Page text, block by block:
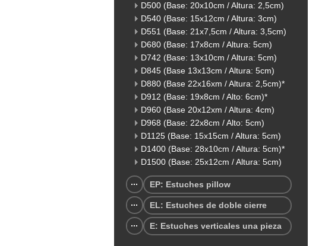
D500 (Base: 20x10cm / Altura: 2,5cm)
D540 (Base: 15x12cm / Altura: 3cm)
D551 (Base: 21x7,5cm / Altura: 3,5cm)
D680 (Base: 17x8cm / Altura: 5cm)
D742 (Base: 13x10cm / Altura: 5cm)
D845 (Base 13x13cm / Altura: 5cm)
D880 (Base 22x16xm / Altura: 2,5cm)*
D912 (Base: 19x8cm / Alto: 6cm)*
D960 (Base 20x12xm / Altura: 4cm)
D968 (Base: 22x8cm / Alto: 5cm)
D1125 (Base: 15x15cm / Altura: 5cm)
D1400 (Base: 28x10cm / Altura: 5cm)*
D1500 (Base: 25x12cm / Altura: 5cm)
EP: Estuches pillow
EL: Estuches de doble cierre
E: Estuches verticales una pieza